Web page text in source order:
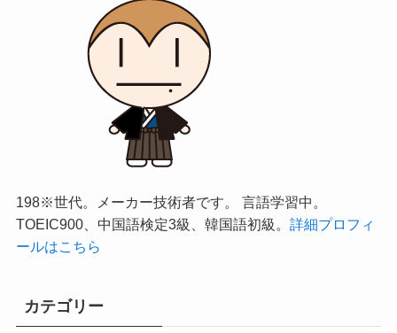
198※世代。メーカー技術者です。 言語学習中。
TOEIC900、中国語検定3級、韓国語初級。 詳細プロフィ
ールはこちら
カテゴリー